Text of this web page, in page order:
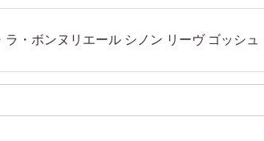
ラ・ボンヌリエール シノン リーヴ ゴッシュ